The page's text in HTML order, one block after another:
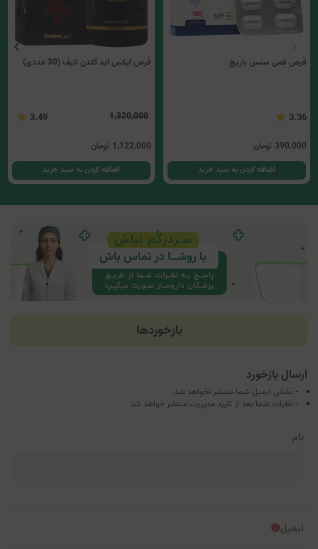
قرص فمی سنس باریج
3.36
390,000 تومان
اضافه کردن به سبد خرید
قرص ایکس اید گلدن لایف (30 عددی)
1,320,000
3.49
1,122,000 تومان
اضافه کردن به سبد خرید
بازخوردها
ارسال بازخورد
- نشانی ایمیل شما منتشر نخواهد شد.
- نظرات شما بعد از تایید مدیریت منتشر خواهد شد
نام
ایمیل